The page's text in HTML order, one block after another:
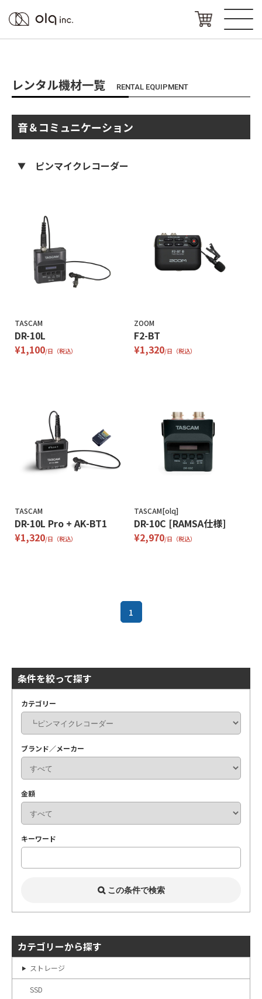
レンタル機材一覧 RENTAL EQUIPMENT
音＆コミュニケーション
ピンマイクレコーダー
TASCAM
DR-10L
¥1,100/日（税込）
ZOOM
F2-BT
¥1,320/日（税込）
TASCAM
DR-10L Pro + AK-BT1
¥1,320/日（税込）
TASCAM[olq]
DR-10C [RAMSA仕様]
¥2,970/日（税込）
1
条件を絞って探す
カテゴリー
ブランド／メーカー
金額
キーワード
カテゴリーから探す
ストレージ
SSD